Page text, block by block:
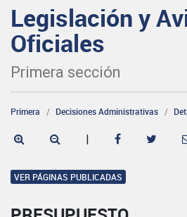
Legislación y
Oficiales
Primera sección
Primera Decisiones Administrativas
|
VER PÁGINAS PUBLICADAS